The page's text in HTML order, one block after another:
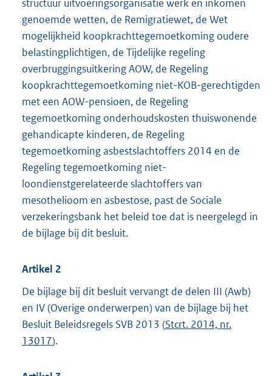
structuur uitvoeringsorganisatie werk en inkomen
genoemde wetten, de Remigratiewet, de Wet
mogelijkheid koopkrachttegemoetkoming oudere
belastingplichtigen, de Tijdelijke regeling
overbruggingsuitkering AOW, de Regeling
koopkrachttegemoetkoming niet-KOB-gerechtigden
met een AOW-pensioen, de Regeling
tegemoetkoming onderhoudskosten thuiswonende
gehandicapte kinderen, de Regeling
tegemoetkoming asbestslachtoffers 2014 en de
Regeling tegemoetkoming niet-
loondienstgerelateerde slachtoffers van
mesothelioom en asbestose, past de Sociale
verzekeringsbank het beleid toe dat is neergelegd in
de bijlage bij dit besluit.
Artikel 2
De bijlage bij dit besluit vervangt de delen III (Awb)
en IV (Overige onderwerpen) van de bijlage bij het
Besluit Beleidsregels SVB 2013 (Stcrt. 2014, nr.
13017).